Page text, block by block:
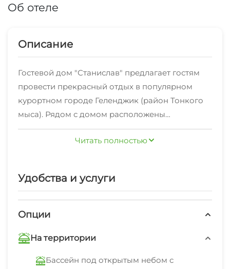
Об отеле
Описание
Гостевой дом "Станислав" предлагает гостям
провести прекрасный отдых в популярном
курортном городе Геленджик (район Тонкого
мыса). Рядом с домом расположены
экскурсионные агентства, кафе, дискотеки и
другие развлечения, которые наполнят отдых
открытым чистым морем (песочные и
супермаркеты.В самом Геленджике тоже
отдыхающих работают две канатные дороги,
аттракционов и развлекательный комплекс
Читать полностью
Удобства и услуги
Опции
На территории
Бассейн под открытым небом с